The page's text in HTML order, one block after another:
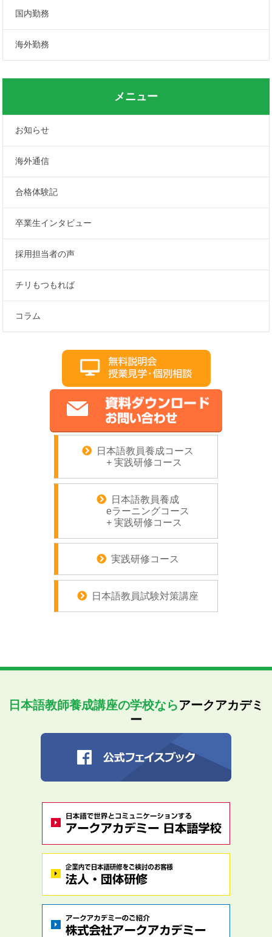
国内勤務
海外勤務
メニュー
お知らせ
海外通信
合格体験記
卒業生インタビュー
採用担当者の声
チリもつもれば
コラム
日本語教員養成コース
+ 実践研修コース
日本語教員養成
eラーニングコース
+ 実践研修コース
実践研修コース
日本語教員試験対策講座
日本語教師養成講座の学校ならアークアカデミ
ー